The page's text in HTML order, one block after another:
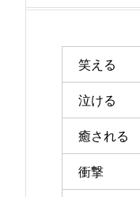
笑える
泣ける
癒される
衝撃